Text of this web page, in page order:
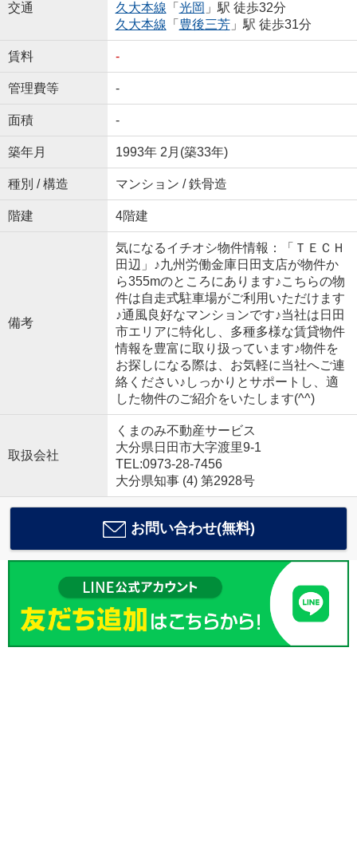
交通
久大本線 「 光岡 」駅 徒歩32分
久大本線 「 豊後三芳」駅 徒歩31分
賃料 -
管理費等 -
面積 -
築年月 1993年 2月(築33年)
種別 / 構造 マンション / 鉄骨造
階建 4階建
備考
気になるイチオシ物件情報：「ＴＥＣＨ
田辺」♪九州労働金庫日田支店が物件か
ら355mのところにあります♪こちらの物
件は自走式駐車場がご利用いただけます
♪通風良好なマンションです♪当社は日田
市エリアに特化し、多種多様な賃貸物件
情報を豊富に取り扱っています♪物件を
お探しになる際は、お気軽に当社へご連
絡ください♪しっかりとサポートし、適
した物件のご紹介をいたします(^^)
取扱会社
くまのみ不動産サービス
大分県日田市大字渡里9-1
TEL:0973-28-7456
大分県知事 (4) 第2928号
お問い合わせ(無料)